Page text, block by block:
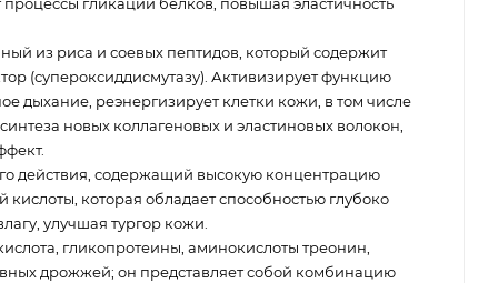
из риса и соевых пептидов, который содержит
(супероксиддисмутазу). Активизирует функцию
дыхание, реэнергизирует клетки кожи, в том числе
новых коллагеновых и эластиновых волокон,
действия, содержащий высокую концентрацию
которая обладает способностью глубоко
улучшая тургор кожи.
гликопротеины, аминокислоты треонин,
дрожжей; он представляет собой комбинацию